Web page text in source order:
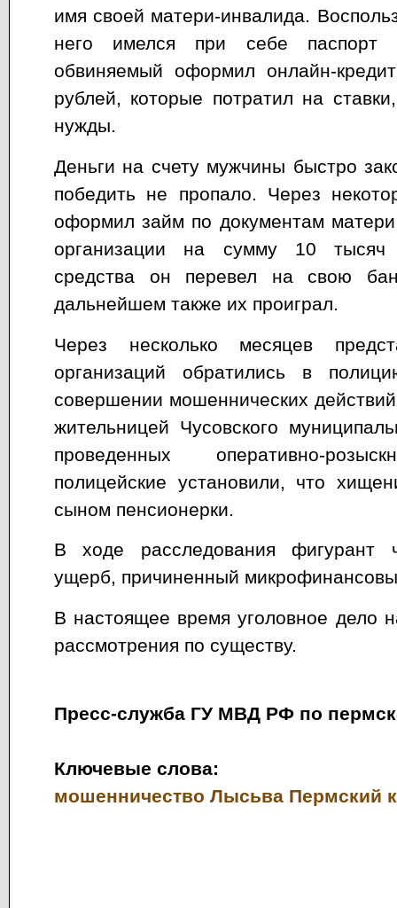
имя своей матери-инвалида.
него имелся при себе паспорт
обвиняемый оформил онлайн-
рублей, которые потратил на
нужды.
Деньги на счету мужчины быстро
победить не пропало. Через
оформил займ по документам
организации на сумму 10 тысяч
средства он перевел на свою
дальнейшем также их проиграл.
Через несколько месяцев
организаций обратились в
совершении мошеннических
жительницей Чусовского
проведенных оперативно-
полицейские установили, что
сыном пенсионерки.
В ходе расследования фигурант
ущерб, причиненный
В настоящее время уголовное дело
рассмотрения по существу.
Пресс-служба ГУ МВД РФ по
Ключевые слова:
мошенничество Лысьва Пермский